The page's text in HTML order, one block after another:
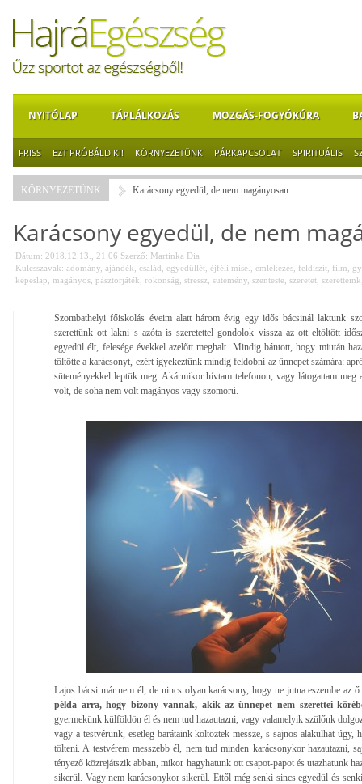
NYITÓLAP TÁPLÁLKOZÁS MOZGÁS-FOGYÓKÚRA
FRISS EZT PRÓBÁLD KI! KÖRNYEZETÜNK PÁRKAPCSOLAT SPIRITUÁLIS
KÖRNYEZETÜNK Karácsony egyedül, de nem magányosan
Karácsony egyedül, de nem
Dátum: 2018.12.13., 21:06 Szerző: Martinka Dia
Kulcsszavak: adomány ajándék család egyedüllét éjféli mise. emlékezés feldíszít film
képeslap
magányos pásztorjáték rokonság stressz sütemény szenteste szeretet szeretteink
Szombathelyi főiskolás éveim alatt három évig egy idős bácsinál laktunk
szerettünk ott lakni s azóta is szeretettel gondolok vissza az ott eltöltött
egyedül élt, felesége évekkel azelőtt meghalt. Mindig bántott, hogy miután
töltötte a karácsonyt, ezért igyekeztünk mindig feldobni az ünnepet számára:
süteményekkel leptük meg. Akármikor hívtam telefonon, vagy látogattam meg
volt, de soha nem volt magányos vagy szomorú.
Lajos bácsi már nem él, de nincs olyan karácsony, hogy ne jutna eszembe az
példa arra, hogy bizony vannak, akik az ünnepet nem szerettei
gyermekünk külföldön él és nem tud hazautazni, vagy valamelyik szülőnk
vagy a testvérünk, esetleg barátaink költöztek messze, s sajnos alakulhat úgy,
tölteni. A testvérem messzebb él, nem tud minden karácsonykor hazautazni,
tényező közrejátszik abban, mikor hagyhatunk ott csapot-papot és utazhatunk
sikerül. Vagy nem karácsonykor sikerül. Ettől még senki sincs egyedül és